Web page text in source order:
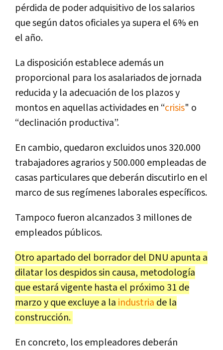
pérdida de poder adquisitivo de los salarios
que según datos oficiales ya supera el 6% en
el año.
La disposición establece además un
proporcional para los asalariados de jornada
reducida y la adecuación de los plazos y
montos en aquellas actividades en “crisis" o
“declinación productiva”.
En cambio, quedaron excluidos unos 320.000
trabajadores agrarios y 500.000 empleadas de
casas particulares que deberán discutirlo en el
marco de sus regímenes laborales específicos.
Tampoco fueron alcanzados 3 millones de
empleados públicos.
Otro apartado del borrador del DNU apunta a
dilatar los despidos sin causa, metodología
que estará vigente hasta el próximo 31 de
marzo y que excluye a la industria de la
construcción.
En concreto, los empleadores deberán